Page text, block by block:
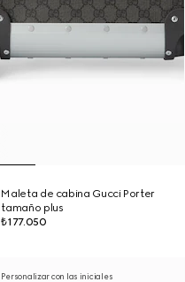
Maleta de cabina Gucci Porter
tamaño plus
₺177.050
Personalizar con las iniciales